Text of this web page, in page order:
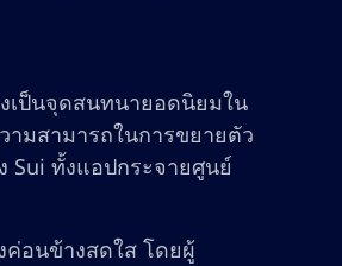
เป็นจุดสนทนายอดนิยมใน
มสามารถในการขยายตัว
ทั้งแอปกระจายศูนย์
ค่อนข้างสดใส โดยผู้